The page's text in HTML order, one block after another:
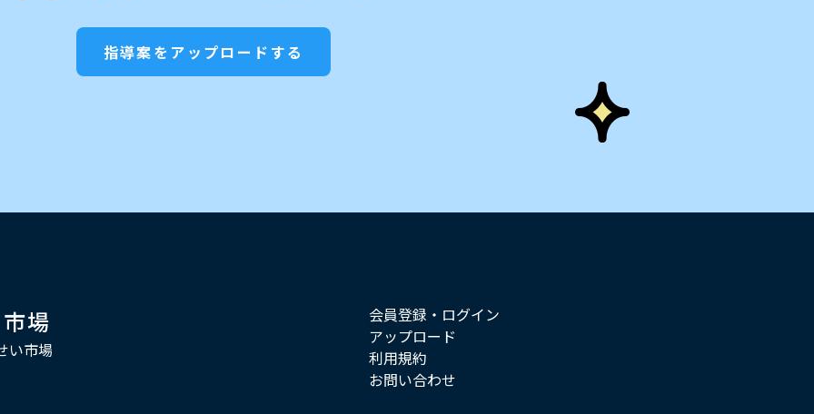
指導案をアップロードする
場
い市場
会員登録・ログイン
アップロード
利用規約
お問い合わせ